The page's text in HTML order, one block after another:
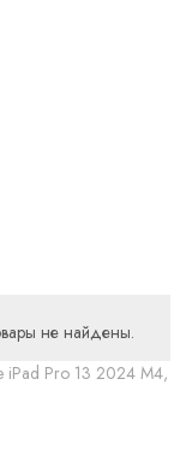
не найдены.
iPad Pro 13 2024 M4,